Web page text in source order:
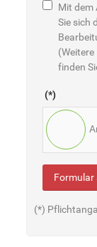
Mit dem
Sie sich
finden
(*)
Formular
(*)